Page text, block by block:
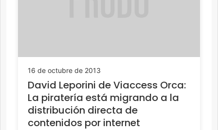
16 de octubre de 2013
David Leporini de Viaccess Orca:
La piratería está migrando a la
distribución directa de
contenidos por internet